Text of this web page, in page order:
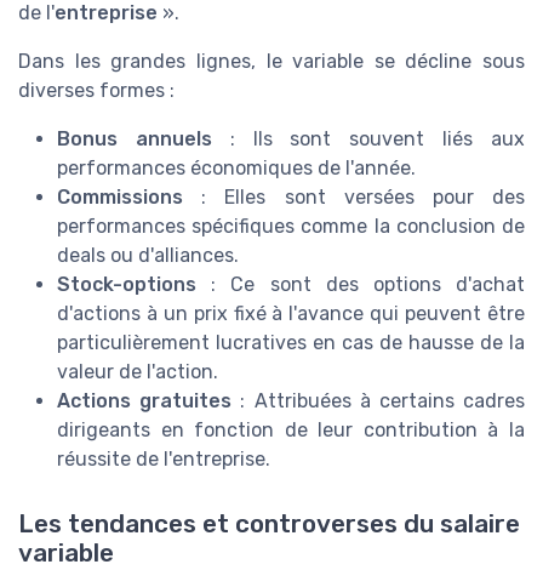
de l'entreprise ».
Dans les grandes lignes, le variable se décline sous
diverses formes :
Bonus annuels : Ils sont souvent liés aux
performances économiques de l'année.
Commissions : Elles sont versées pour des
performances spécifiques comme la conclusion de
deals ou d'alliances.
Stock-options : Ce sont des options d'achat
d'actions à un prix fixé à l'avance qui peuvent être
particulièrement lucratives en cas de hausse de la
valeur de l'action.
Actions gratuites : Attribuées à certains cadres
dirigeants en fonction de leur contribution à la
réussite de l'entreprise.
Les tendances et controverses du salaire
variable